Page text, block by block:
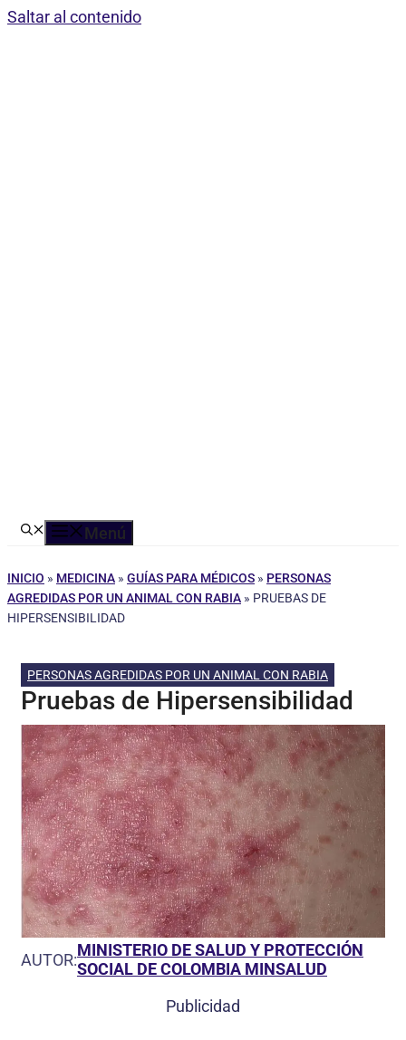
Saltar al contenido
Menú
INICIO » MEDICINA » GUÍAS PARA MÉDICOS » PERSONAS
AGREDIDAS POR UN ANIMAL CON RABIA » PRUEBAS DE
HIPERSENSIBILIDAD
PERSONAS AGREDIDAS POR UN ANIMAL CON RABIA
Pruebas de Hipersensibilidad
AUTOR:MINISTERIO DE SALUD Y PROTECCIÓN
SOCIAL DE COLOMBIA MINSALUD
Publicidad